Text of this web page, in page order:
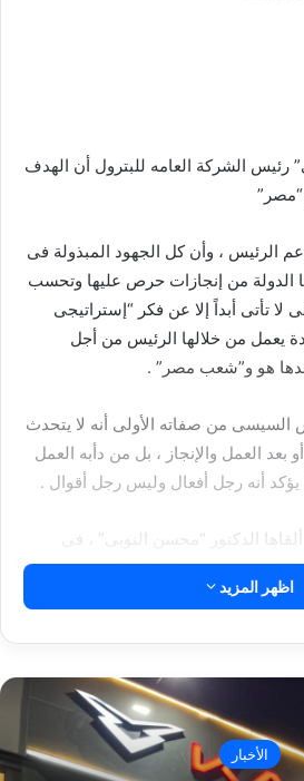
رئيس الشركة العامه للبترول أن الهدف
“مصر”
الرئيس ، وأن كل الجهود المبذولة فى
الدولة من إنجازات حرص عليها وتحسب
تأتى أبداً إلا عن فكر “إستراتيجى
يعمل من خلالها الرئيس من أجل
هو و”شعب مصر” .
السيسى من صفاته الأولى أنه لا يتحدث
بعد العمل والإنجاز ، بل من دأبه العمل
أنه رجل أفعال وليس رجل أقوال .
الدكتور “محسن النوبى” ، فى
التى تشهده مدرجات استاد
“عبد الفتاح السيسى” من جانب
مصر تحصد جائزة “أفضل جهة عمل” لعام
اظهر المزيد
الأخبار